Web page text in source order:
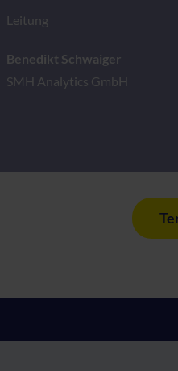
Leitung
Benedikt Schwaiger
SMH Analytics GmbH